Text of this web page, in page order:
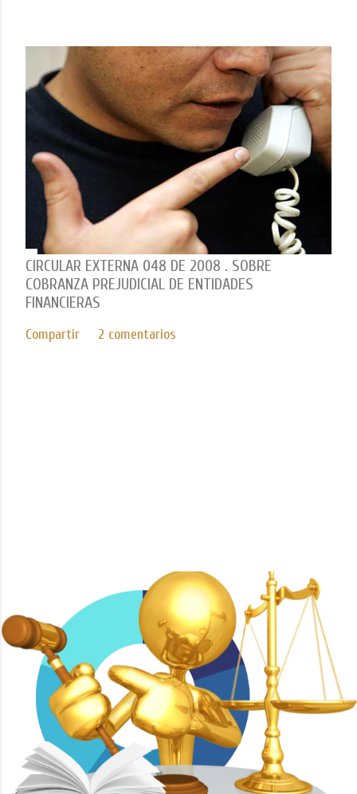
CIRCULAR EXTERNA 048 DE 2008 . SOBRE
COBRANZA PREJUDICIAL DE ENTIDADES
FINANCIERAS
Compartir 2 comentarios